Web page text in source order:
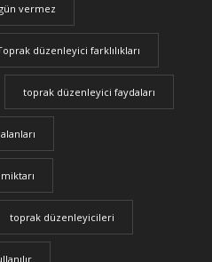
vermez
düzenleyici farklılıkları
toprak düzenleyici faydaları
toprak düzenleyicileri